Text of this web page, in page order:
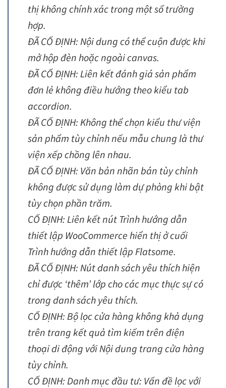
thị không chính xác trong một số trường
hợp.
ĐÃ CỐ ĐỊNH: Nội dung có thể cuộn được khi
mở hộp đèn hoặc ngoài canvas.
ĐÃ CỐ ĐỊNH: Liên kết đánh giá sản phẩm
đơn lẻ không điều hướng theo kiểu tab
accordion.
ĐÃ CỐ ĐỊNH: Không thể chọn kiểu thư viện
sản phẩm tùy chỉnh nếu mẫu chung là thư
viện xếp chồng lên nhau.
ĐÃ CỐ ĐỊNH: Văn bản nhãn bán tùy chỉnh
không được sử dụng làm dự phòng khi bật
tùy chọn phần trăm.
CỐ ĐỊNH: Liên kết nút Trình hướng dẫn
thiết lập WooCommerce hiển thị ở cuối
Trình hướng dẫn thiết lập Flatsome.
ĐÃ CỐ ĐỊNH: Nút danh sách yêu thích hiện
chỉ được ‘thêm’ lớp cho các mục thực sự có
trong danh sách yêu thích.
CỐ ĐỊNH: Bộ lọc cửa hàng không khả dụng
trên trang kết quả tìm kiếm trên điện
thoại di động với Nội dung trang cửa hàng
tùy chỉnh.
CỐ ĐỊNH: Danh mục đầu tư: Vấn đề lọc với